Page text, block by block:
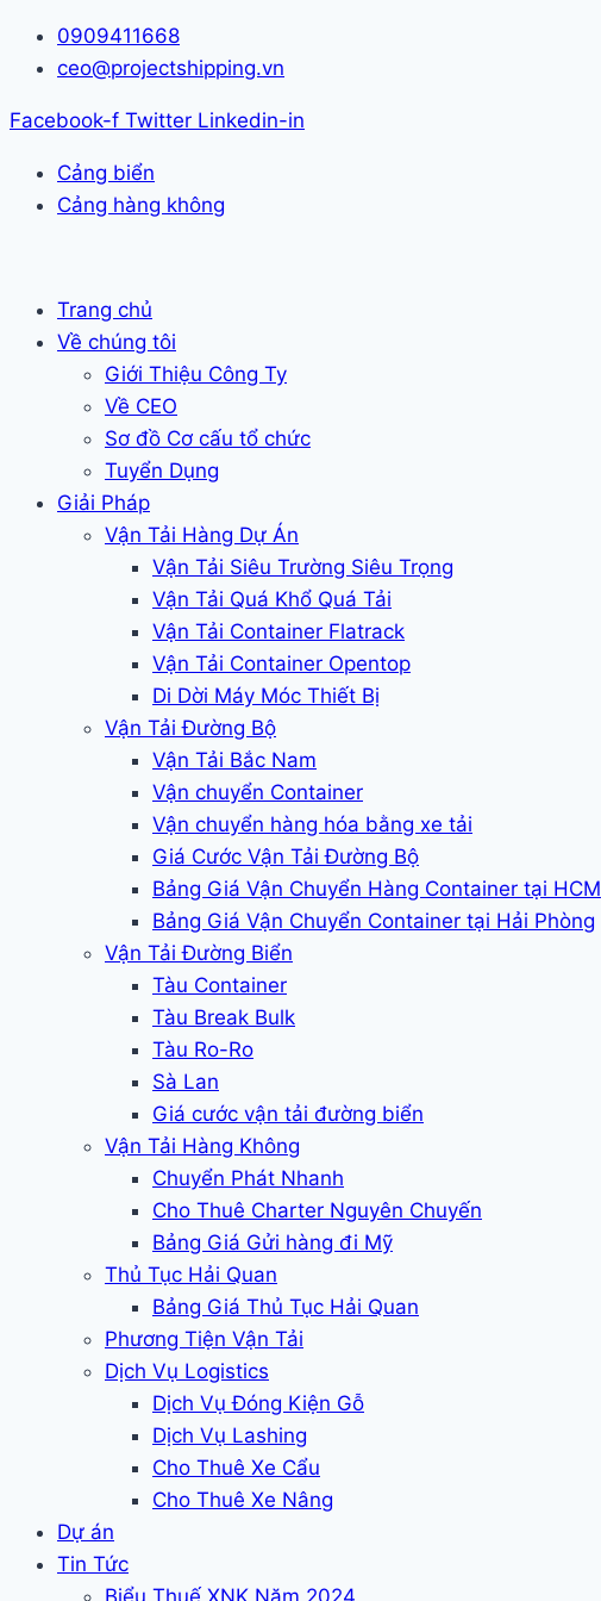
Skip
0909411668
ceo@projectshipping.vn
Facebook-f Twitter Linkedin-in
Cảng biển
Cảng hàng không
Trang chủ
Về chúng tôi
Giới Thiệu Công Ty
Về CEO
Sơ đồ Cơ cấu tổ chức
Tuyển Dụng
Giải Pháp
Vận Tải Hàng Dự Án
Vận Tải Siêu Trường Siêu Trọng
Vận Tải Quá Khổ Quá Tải
Vận Tải Container Flatrack
Vận Tải Container Opentop
Di Dời Máy Móc Thiết Bị
Vận Tải Đường Bộ
Vận Tải Bắc Nam
Vận chuyển Container
Vận chuyển hàng hóa bằng xe tải
Giá Cước Vận Tải Đường Bộ
Bảng Giá Vận Chuyển Hàng Container tại HCM
Bảng Giá Vận Chuyển Container tại Hải Phòng
Vận Tải Đường Biển
Tàu Container
Tàu Break Bulk
Tàu Ro-Ro
Sà Lan
Giá cước vận tải đường biển
Vận Tải Hàng Không
Chuyển Phát Nhanh
Cho Thuê Charter Nguyên Chuyến
Bảng Giá Gửi hàng đi Mỹ
Thủ Tục Hải Quan
Bảng Giá Thủ Tục Hải Quan
Phương Tiện Vận Tải
Dịch Vụ Logistics
Dịch Vụ Đóng Kiện Gỗ
Dịch Vụ Lashing
Cho Thuê Xe Cẩu
Cho Thuê Xe Nâng
Dự án
Tin Tức
Biểu Thuế XNK Năm 2024